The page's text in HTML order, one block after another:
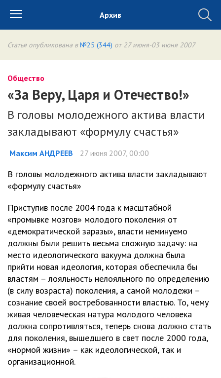
Архив
Статья опубликована в №25 (344) от 27 июня-03 июня 2007
Общество
«За Веру, Царя и Отечество!»
В головы молодежного актива власти
закладывают «формулу счастья»
Максим АНДРЕЕВ 27 июня 2007, 00:00
В головы молодежного актива власти закладывают
«формулу счастья»
Приступив после 2004 года к масштабной
«промывке мозгов» молодого поколения от
«демократической заразы», власти неминуемо
должны были решить весьма сложную задачу: на
место идеологического вакуума должна была
прийти новая идеология, которая обеспечила бы
властям – лояльность нелояльного по определению
(в силу возраста) поколения, а самой молодежи –
сознание своей востребованности властью. То, чему
живая человеческая натура молодого человека
должна сопротивляться, теперь снова должно стать
для поколения, вышедшего в свет после 2000 года,
«нормой жизни» – как идеологической, так и
организационной.